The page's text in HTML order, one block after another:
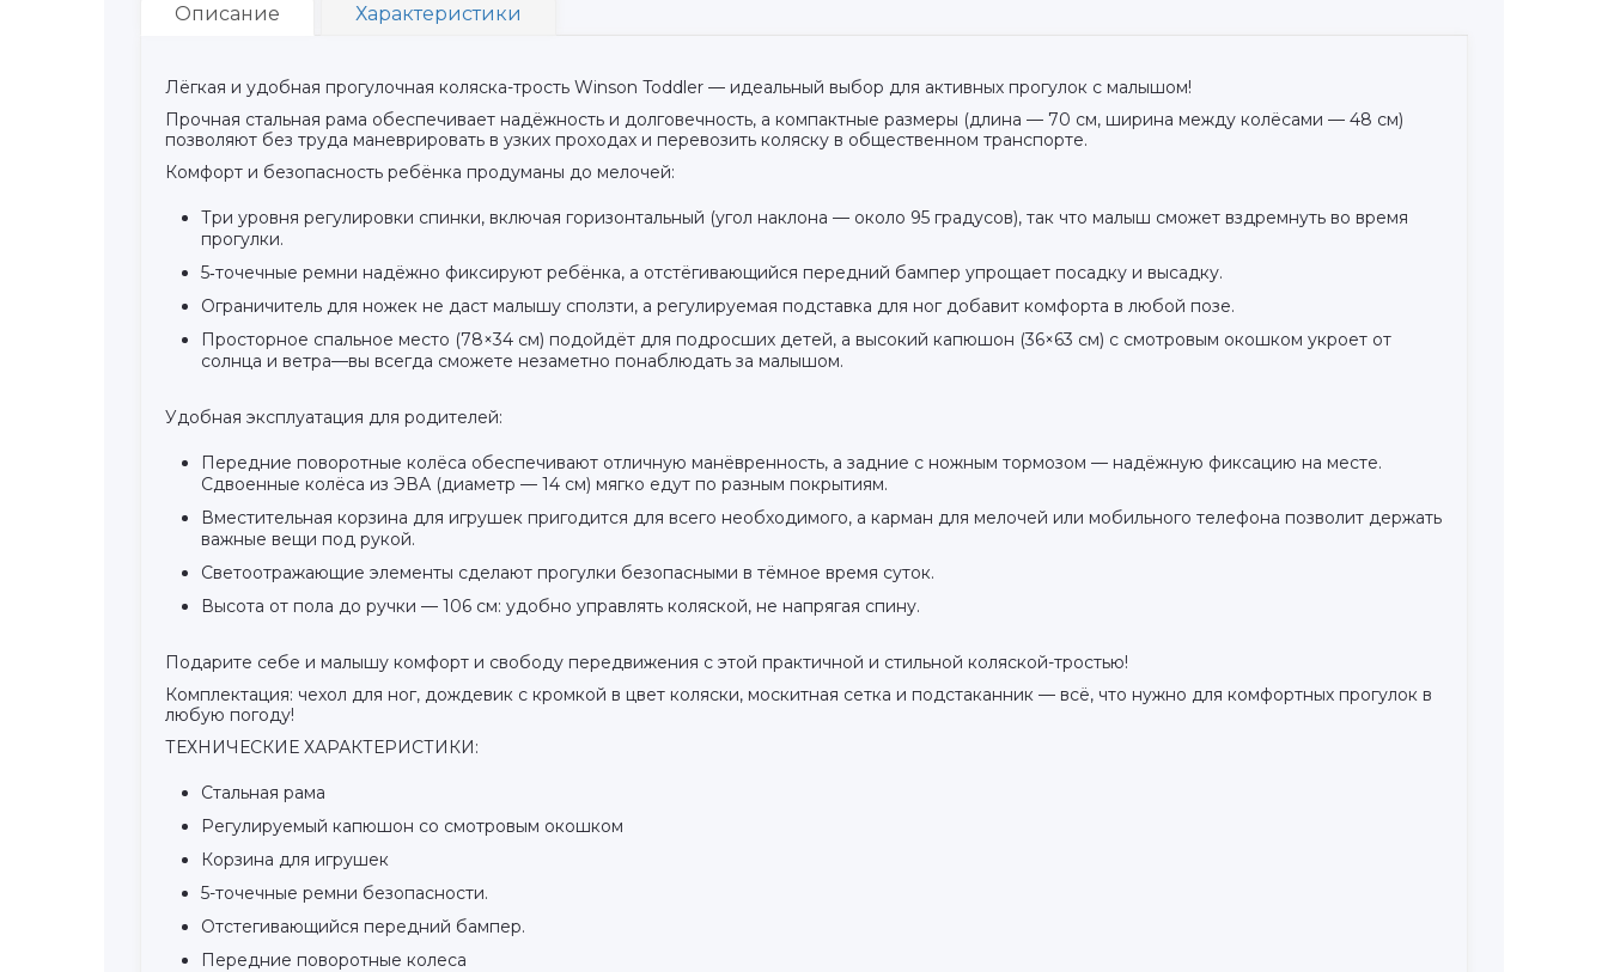
Описание Характеристики
Лёгкая и удобная прогулочная коляска-трость Winson Toddler — идеальный выбор для активных прогулок с малышом!
Прочная стальная рама обеспечивает надёжность и долговечность, а компактные размеры (длина — 70 см, ширина между колёсами — 48 см)
позволяют без труда маневрировать в узких проходах и перевозить коляску в общественном транспорте.
Комфорт и безопасность ребёнка продуманы до мелочей:
Три уровня регулировки спинки, включая горизонтальный (угол наклона — около 95 градусов), так что малыш сможет вздремнуть во время
прогулки.
5‑точечные ремни надёжно фиксируют ребёнка, а отстёгивающийся передний бампер упрощает посадку и высадку.
Ограничитель для ножек не даст малышу сползти, а регулируемая подставка для ног добавит комфорта в любой позе.
Просторное спальное место (78×34 см) подойдёт для подросших детей, а высокий капюшон (36×63 см) с смотровым окошком укроет от
солнца и ветра—вы всегда сможете незаметно понаблюдать за малышом.
Удобная эксплуатация для родителей:
Передние поворотные колёса обеспечивают отличную манёвренность, а задние с ножным тормозом — надёжную фиксацию на месте.
Сдвоенные колёса из ЭВА (диаметр — 14 см) мягко едут по разным покрытиям.
Вместительная корзина для игрушек пригодится для всего необходимого, а карман для мелочей или мобильного телефона позволит держать
важные вещи под рукой.
Светоотражающие элементы сделают прогулки безопасными в тёмное время суток.
Высота от пола до ручки — 106 см: удобно управлять коляской, не напрягая спину.
Подарите себе и малышу комфорт и свободу передвижения с этой практичной и стильной коляской-тростью!
Комплектация: чехол для ног, дождевик с кромкой в цвет коляски, москитная сетка и подстаканник — всё, что нужно для комфортных прогулок в
любую погоду!
ТЕХНИЧЕСКИЕ ХАРАКТЕРИСТИКИ:
Стальная рама
Регулируемый капюшон со смотровым окошком
Корзина для игрушек
5-точечные ремни безопасности.
Отстегивающийся передний бампер.
Передние поворотные колеса